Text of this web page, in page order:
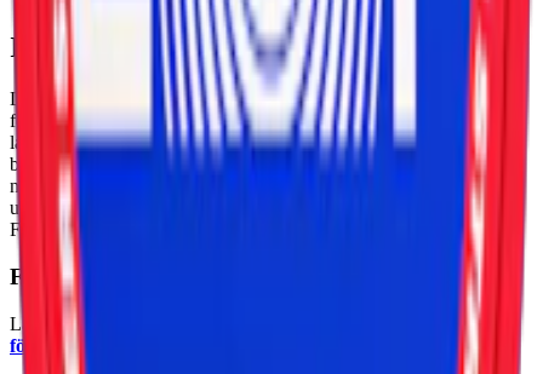
Information om varumärket Loop
Loops vita nikotinportioner (vitt tobaksfritt snus) låter smak och
form står i centrum. Varumärket har blivit känt för sina kreativa
lanseringar, där klassiska inslag möter nya kombinationer av frukt,
bär och mint. Med diskreta slim-prillor, noggrant balanserad
nikotinhalt och unika smaker är Loop en snabbt växande
uppstickare i branschen. Produkterna tillverkas av Another Snus
Factory, numera en del av Altria och Korean Tobacco.
Färskt vitt snus
Läs mer om hur du förvarar Loop Strawberry Ice Strong:
"Så
förvarar du snuset rätt"